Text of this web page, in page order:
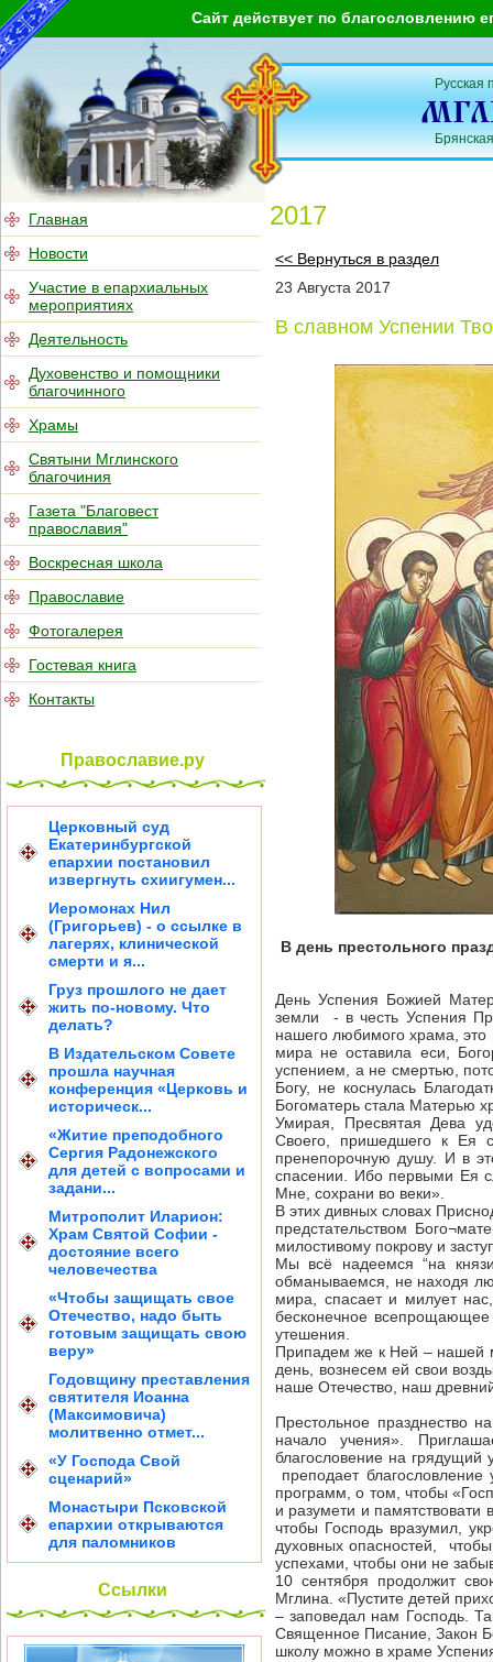
Сайт действует по благословлению
Главная
Новости
Участие в епархиальных
мероприятиях
Деятельность
Духовенство и помощники
благочинного
Храмы
Святыни Мглинского
благочиния
Газета "Благовест
православия"
Воскресная школа
Православие
Фотогалерея
Гостевая книга
Контакты
Православие.ру
Церковный суд
Екатеринбургской
епархии постановил
извергнуть схиигумен...
Иеромонах Нил
(Григорьев) - о ссылке в
лагерях, клинической
смерти и я...
Груз прошлого не дает
жить по-новому. Что
делать?
В Издательском Совете
прошла научная
конференция «Церковь и
историческ...
«Житие преподобного
Сергия Радонежского
для детей с вопросами и
задани...
Митрополит Иларион:
Храм Святой Софии -
достояние всего
человечества
«Чтобы защищать свое
Отечество, надо быть
готовым защищать свою
веру»
Годовщину преставления
святителя Иоанна
(Максимовича)
молитвенно отмет...
«У Господа Свой
сценарий»
Монастыри Псковской
епархии открываются
для паломников
Ссылки
Русская
2017
<< Вернуться в раздел
23 Августа 2017
В славном Успении
В день престольного
День Успения Божией
земли - в честь Успения
нашего любимого храма, это
мира не оставила еси,
успением, а не смертью,
Богу, не коснулась
Богоматерь стала Матерью
Умирая, Пресвятая Дева
Своего, пришедшего к Ея
пренепорочную душу. И в
спасении. Ибо первыми Ея
Мне, сохрани во веки».
В этих дивных словах
предстательством
милостивому покрову и
Мы всё надеемся “на
обманываемся, не находя
мира, спасает и милует
бесконечное
утешения.
Припадем же к Ней – нашей
день, вознесем ей свои
наше Отечество, наш
Престольное празднество
начало учения».
благословение на
преподает
программ, о том, чтобы
и разумети и
чтобы Господь вразумил,
духовных опасностей,
успехами, чтобы они не
10 сентября продолжит
Мглина. «Пустите детей
– заповедал нам Господь.
Священное Писание, Закон
школу можно в храме